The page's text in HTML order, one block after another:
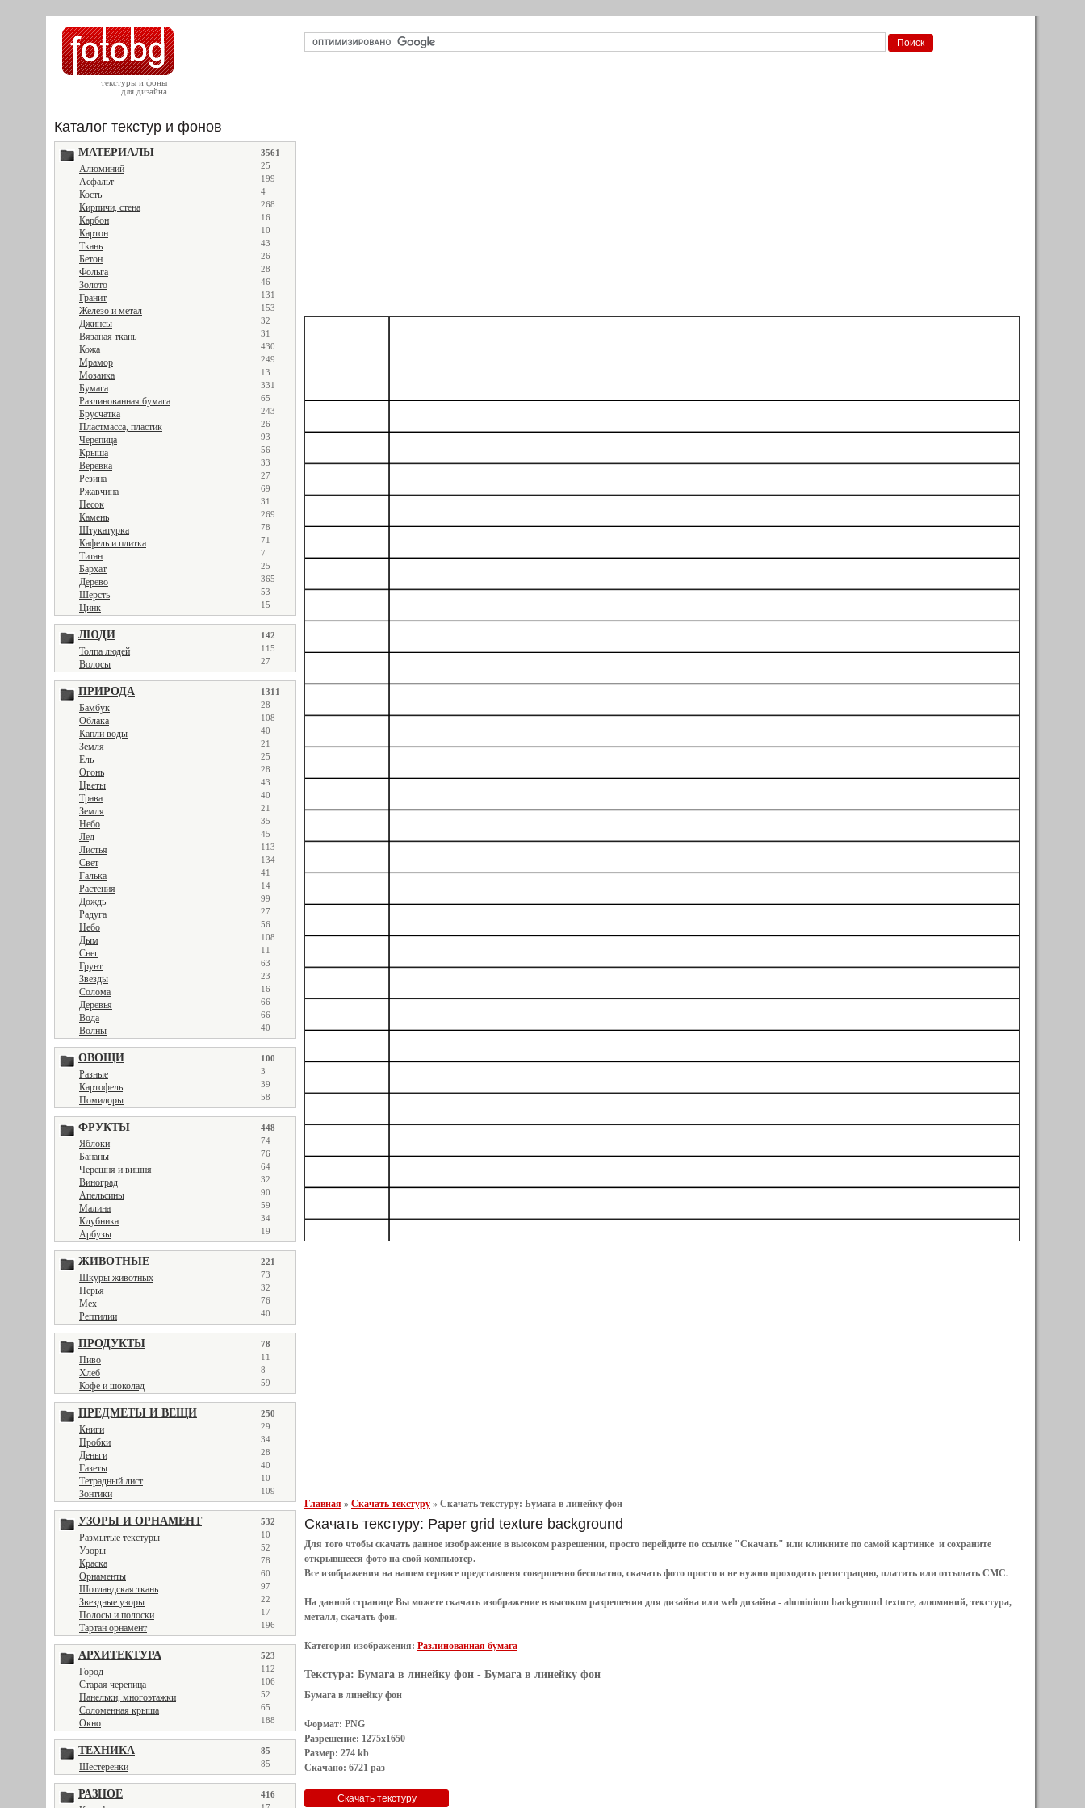
текстуры и фоны
для дизайна
Каталог текстур и фонов
МАТЕРИАЛЫ 3561
Алюминий 25
Асфальт 199
Кость 4
Кирпичи, стена 268
Карбон 16
Картон 10
Ткань 43
Бетон 26
Фольга 28
Золото 46
Гранит 131
Железо и метал 153
Джинсы 32
Вязаная ткань 31
Кожа 430
Мрамор 249
Мозаика 13
Бумага 331
Разлинованная бумага 65
Брусчатка 243
Пластмасса, пластик 26
Черепица 93
Крыша 56
Веревка 33
Резина 27
Ржавчина 69
Песок 31
Камень 269
Штукатурка 78
Кафель и плитка 71
Титан 7
Бархат 25
Дерево 365
Шерсть 53
Цинк 15
ЛЮДИ 142
Толпа людей 115
Волосы 27
ПРИРОДА 1311
Бамбук 28
Облака 108
Капли воды 40
Земля 21
Ель 25
Огонь 28
Цветы 43
Трава 40
Земля 21
Небо 35
Лед 45
Листья 113
Свет 134
Галька 41
Растения 14
Дождь 99
Радуга 27
Небо 56
Дым 108
Снег 11
Грунт 63
Звезды 23
Солома 16
Деревья 66
Вода 66
Волны 40
ОВОЩИ 100
Разные 3
Картофель 39
Помидоры 58
ФРУКТЫ 448
Яблоки 74
Бананы 76
Черешня и вишня 64
Виноград 32
Апельсины 90
Малина 59
Клубника 34
Арбузы 19
ЖИВОТНЫЕ 221
Шкуры животных 73
Перья 32
Мех 76
Рептилии 40
ПРОДУКТЫ 78
Пиво 11
Хлеб 8
Кофе и шоколад 59
ПРЕДМЕТЫ И ВЕЩИ 250
Книги 29
Пробки 34
Деньги 28
Газеты 40
Тетрадный лист 10
Зонтики 109
УЗОРЫ И ОРНАМЕНТ 532
Размытые текстуры 10
Узоры 52
Краска 78
Орнаменты 60
Шотландская ткань 97
Звездные узоры 22
Полосы и полоски 17
Тартан орнамент 196
АРХИТЕКТУРА 523
Город 112
Старая черепица 106
Панельки, многоэтажки 52
Соломенная крыша 65
Окно 188
ТЕХНИКА 85
Шестеренки 85
РАЗНОЕ 416
Главная » Скачать текстуру » Скачать текстуру: Бумага в линейку фон
Скачать текстуру: Paper grid texture background
Для того чтобы скачать данное изображение в высоком разрешении, просто перейдите по ссылке "Скачать" или кликните по самой картинке и сохраните
открывшееся фото на свой компьютер.
Все изображения на нашем сервисе представленя совершенно бесплатно, скачать фото просто и не нужно проходить регистрацию, платить или отсылать СМС.
На данной странице Вы можете скачать изображение в высоком разрешении для дизайна или web дизайна - aluminium background texture, алюминий, текстура,
металл, скачать фон.
Категория изображения: Разлинованная бумага
Текстура: Бумага в линейку фон - Бумага в линейку фон
Бумага в линейку фон
Формат: PNG
Разрешение: 1275x1650
Размер: 274 kb
Скачано: 6721 раз